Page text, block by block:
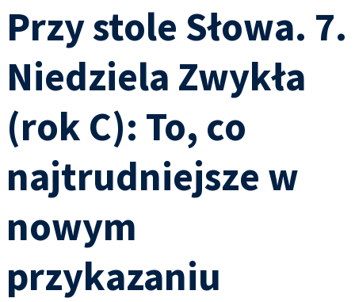
Przy stole Słowa. 7.
Niedziela Zwykła
(rok C): To, co
najtrudniejsze w
nowym
przykazaniu